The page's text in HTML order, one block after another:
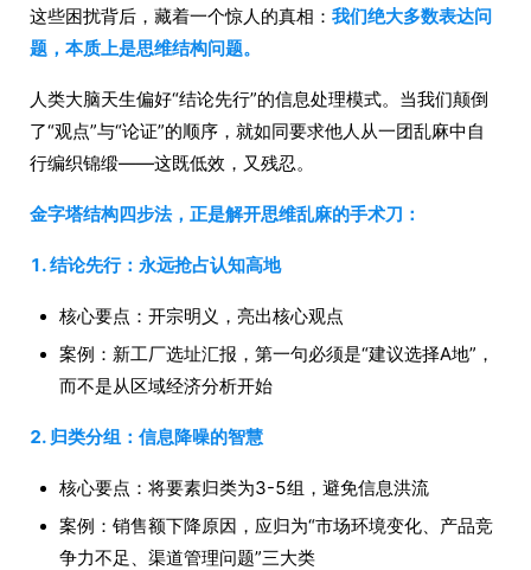
这些困扰背后，藏着一个惊人的真相： 我们绝大多数表达问
题，本质上是思维结构问题。
人类大脑天生偏好“结论先行”的信息处理模式。当我们颠倒
了“观点”与“论证”的顺序，就如同要求他人从一团乱麻中自
行编织锦缎——这既低效，又残忍。
金字塔结构四步法，正是解开思维乱麻的手术刀：
1. 结论先行：永远抢占认知高地
核心要点：开宗明义，亮出核心观点
案例：新工厂选址汇报，第一句必须是“建议选择A地”，
而不是从区域经济分析开始
2. 归类分组：信息降噪的智慧
核心要点：将要素归类为3-5组，避免信息洪流
案例：销售额下降原因，应归为“市场环境变化、产品竞
争力不足、渠道管理问题”三大类